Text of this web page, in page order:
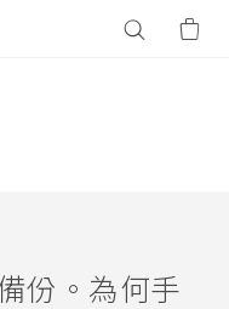
份 。為何手